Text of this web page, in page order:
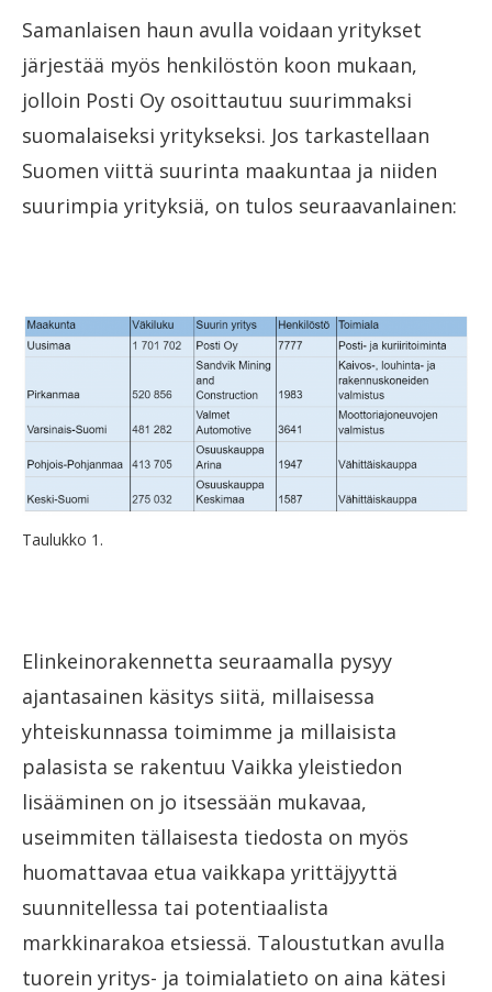
Samanlaisen haun avulla voidaan yritykset
järjestää myös henkilöstön koon mukaan,
jolloin Posti Oy osoittautuu suurimmaksi
suomalaiseksi yritykseksi. Jos tarkastellaan
Suomen viittä suurinta maakuntaa ja niiden
suurimpia yrityksiä, on tulos seuraavanlainen:
Taulukko 1.
Elinkeinorakennetta seuraamalla pysyy
ajantasainen käsitys siitä, millaisessa
yhteiskunnassa toimimme ja millaisista
palasista se rakentuu Vaikka yleistiedon
lisääminen on jo itsessään mukavaa,
useimmiten tällaisesta tiedosta on myös
huomattavaa etua vaikkapa yrittäjyyttä
suunnitellessa tai potentiaalista
markkinarakoa etsiessä. Taloustutkan avulla
tuorein yritys- ja toimialatieto on aina kätesi